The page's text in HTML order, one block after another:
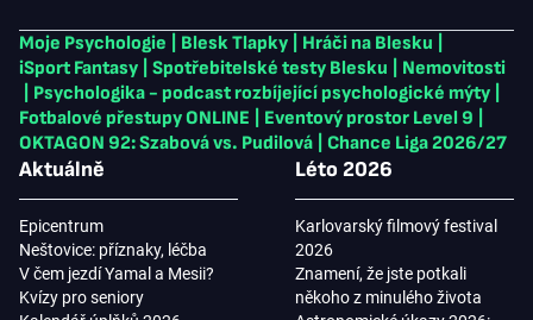
Moje Psychologie Blesk Tlapky Hráči na Blesku
iSport Fantasy
Spotřebitelské testy Blesku
Nemovitosti
Psychologika - podcast rozbíjející psychologické mýty
Fotbalové přestupy ONLINE
Eventový prostor Level 9
OKTAGON 92: Szabová vs. Pudilová
Chance Liga 2026/27
Aktuálně
Epicentrum
Neštovice: příznaky, léčba
V čem jezdí Yamal a Mesii?
Kvízy pro seniory
Léto 2026
Karlovarský filmový festival
2026
Znamení, že jste potkali
někoho z minulého života